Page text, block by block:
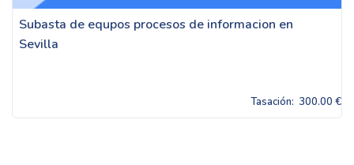
Subasta de equpos procesos de informacion en
Sevilla
Tasación: 300.00 €